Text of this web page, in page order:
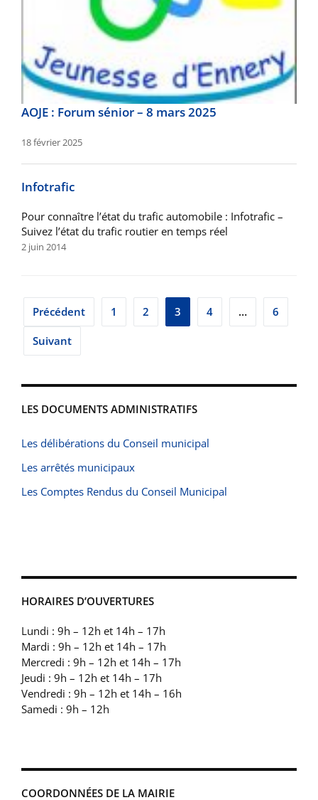
AOJE : Forum sénior – 8 mars 2025
18 février 2025
Infotrafic
Pour connaître l’état du trafic automobile : Infotrafic –
Suivez l’état du trafic routier en temps réel
2 juin 2014
Pagination
des
publications
Précédent 1 2 3 4 … 6
Suivant
LES DOCUMENTS ADMINISTRATIFS
Les délibérations du Conseil municipal
Les arrêtés municipaux
Les Comptes Rendus du Conseil Municipal
HORAIRES D’OUVERTURES
Lundi : 9h – 12h et 14h – 17h
Mardi : 9h – 12h et 14h – 17h
Mercredi : 9h – 12h et 14h – 17h
Jeudi : 9h – 12h et 14h – 17h
Vendredi : 9h – 12h et 14h – 16h
Samedi : 9h – 12h
COORDONNÉES DE LA MAIRIE